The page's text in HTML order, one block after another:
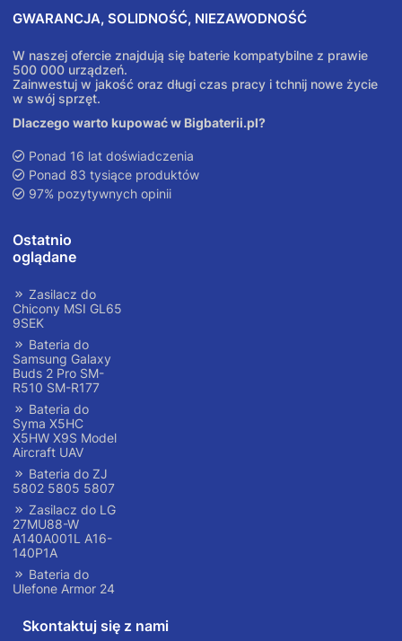
GWARANCJA, SOLIDNOŚĆ, NIEZAWODNOŚĆ
W naszej ofercie znajdują się baterie kompatybilne z prawie
500 000 urządzeń.
Zainwestuj w jakość oraz długi czas pracy i tchnij nowe życie
w swój sprzęt.
Dlaczego warto kupować w Bigbaterii.pl?
Ponad 16 lat doświadczenia
Ponad 83 tysiące produktów
97% pozytywnych opinii
Ostatnio
oglądane
Zasilacz do
Chicony MSI GL65
9SEK
Bateria do
Samsung Galaxy
Buds 2 Pro SM-
R510 SM-R177
Bateria do
Syma X5HC
X5HW X9S Model
Aircraft UAV
Bateria do ZJ
5802 5805 5807
Zasilacz do LG
27MU88-W
A140A001L A16-
140P1A
Bateria do
Ulefone Armor 24
Skontaktuj się z nami